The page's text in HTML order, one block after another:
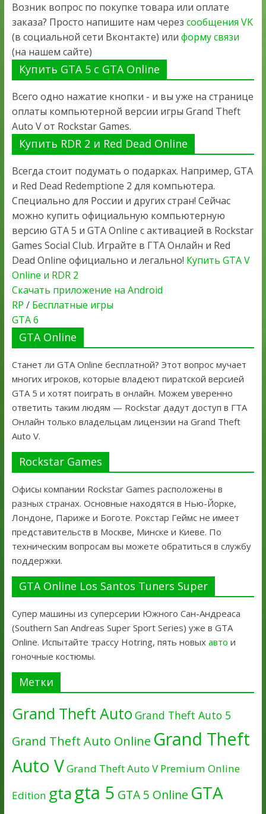
Возник вопрос по покупке товара или оплате
заказа? Просто напишите нам через сообщения VK
(в социальной сети Вконтакте) или форму связи
(на нашем сайте)
Купить GTA 5 с GTA Online
Всего одно нажатие кнопки - и вы уже на странице
оплаты компьютерной версии игры Grand Theft
Auto V от Rockstar Games.
Купить RDR 2 и Red Dead Online
Всегда стоит подумать о подарках. Например, GTA
и Red Dead Redemptione 2 для компьютера.
Специально для России и других стран! Сейчас
можно купить официальную компьютерную
версию GTA 5 и GTA Online с активацией в Rockstar
Games Social Club. Играйте в ГТА Онлайн и Red
Dead Online официально и легально! Купить GTA V
Online и RDR 2
Скачать приложение на Android
RP / Бесплатные игры
GTA 6
GTA Online
Станет ли GTA Online бесплатной? Этот вопрос мучает
многих игроков, которые владеют пиратской версией
GTA 5 и хотят поиграть в онлайн. Можем уверенно
ответить таким людям — Rockstar дадут доступ в ГТА
Онлайн только владельцам лицензии на Grand Theft
Auto V.
Rockstar Games
Офисы компании Rockstar Games расположены в
разных странах. Основные находятся в Нью-Йорке,
Лондоне, Париже и Боготе. Рокстар Геймс не имеет
представительств в Москве, Минске и Киеве. По
техническим вопросам вы можете обратиться в службу
поддержки.
GTA Online Los Santos Tuners Super
Супер машины из суперсерии Южного Сан-Андреаса
(Southern San Andreas Super Sport Series) уже в GTA
Online. Испытайте трассу Hotring, пять новых авто и
гоночные костюмы.
Метки
Grand Theft Auto Grand Theft Auto 5
Grand Theft Auto Online Grand Theft
Auto VGrand Theft Auto V Premium Online
Edition gtagta 5 GTA 5 Online GTA